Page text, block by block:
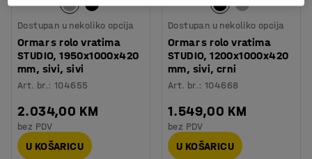
Dostupan u nekoliko opcija
Ormar s rolo vratima
STUDIO, 1950x1000x420
mm, sivi, sivi
Art. br.:104655
2.034,00 KM
bez PDV
U KOŠARICU
Dostupan u nekoliko opcija
Ormar s rolo vratima
STUDIO, 1200x1000x420
mm, sivi, crni
Art. br.:104668
1.549,00 KM
bez PDV
U KOŠARICU